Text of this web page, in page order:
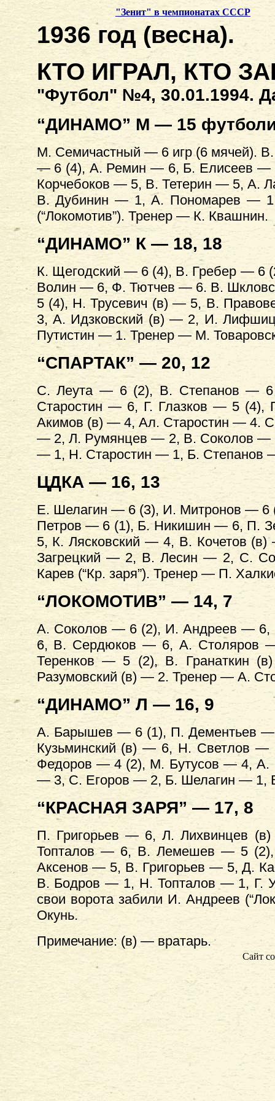
"Зенит" в чемпионатах СССР
1936 год (весна).
КТО ИГРАЛ, КТО
"Футбол" №4, 30.01.1994.
“ДИНАМО” М — 15
М. Семичастный — 6 игр (6 мячей).
— 6 (4), А. Ремин — 6, Б. Елисеев —
Корчебоков — 5, В. Тетерин — 5, А.
В. Дубинин — 1, А. Пономарев —
(“Локомотив”). Тренер — К. Квашнин.
“ДИНАМО” К — 18, 18
К. Щегодский — 6 (4), В. Гребер — 6
Волин — 6, Ф. Тютчев — 6. В.
5 (4), Н. Трусевич (в) — 5, В.
3, А. Идзковский (в) — 2, И.
Путистин — 1. Тренер — М.
“СПАРТАК” — 20, 12
С. Леута — 6 (2), В. Степанов —
Старостин — 6, Г. Глазков — 5
Акимов (в) — 4, Ал. Старостин — 4.
— 2, Л. Румянцев — 2, В. Соколов —
— 1, Н. Старостин — 1, Б. Степанов
ЦДКА — 16, 13
Е. Шелагин — 6 (3), И. Митронов —
Петров — 6 (1), Б. Никишин — 6, П.
5, К. Лясковский — 4, В. Кочетов
Загрецкий — 2, В. Лесин — 2, С.
Карев (“Кр. заря”). Тренер — П.
“ЛОКОМОТИВ” — 14, 7
А. Соколов — 6 (2), И. Андреев —
6, В. Сердюков — 6, А. Столяров
Теренков — 5 (2), В.
Разумовский (в) — 2. Тренер — А.
“ДИНАМО” Л — 16, 9
А. Барышев — 6 (1), П. Дементьев
Кузьминский (в) — 6, Н. Светлов
Федоров — 4 (2), М. Бутусов — 4,
— 3, С. Егоров — 2, Б. Шелагин — 1,
“КРАСНАЯ ЗАРЯ” — 17, 8
П. Григорьев — 6, Л. Лихвинцев
Топталов — 6, В. Лемешев — 5
Аксенов — 5, В. Григорьев — 5, Д.
В. Бодров — 1, Н. Топталов — 1, Г.
свои ворота забили И. Андреев
Окунь.
Примечание: (в) — вратарь.
Сайт